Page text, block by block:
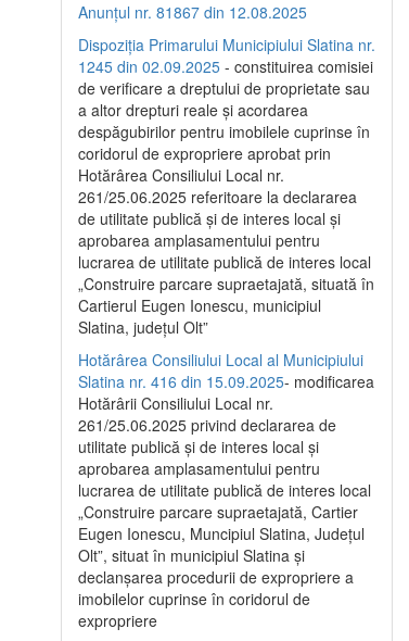
Anunțul nr. 81867 din 12.08.2025
Dispoziția Primarului Municipiului Slatina nr.
1245 din 02.09.2025 - constituirea comisiei
de verificare a dreptului de proprietate sau
a altor drepturi reale și acordarea
despăgubirilor pentru imobilele cuprinse în
coridorul de expropriere aprobat prin
Hotărârea Consiliului Local nr.
261/25.06.2025 referitoare la declararea
de utilitate publică și de interes local și
aprobarea amplasamentului pentru
lucrarea de utilitate publică de interes local
„Construire parcare supraetajată, situată în
Cartierul Eugen Ionescu, municipiul
Slatina, județul Olt”
Hotărârea Consiliului Local al Municipiului
Slatina nr. 416 din 15.09.2025- modificarea
Hotărârii Consiliului Local nr.
261/25.06.2025 privind declararea de
utilitate publică și de interes local și
aprobarea amplasamentului pentru
lucrarea de utilitate publică de interes local
„Construire parcare supraetajată, Cartier
Eugen Ionescu, Muncipiul Slatina, Județul
Olt”, situat în municipiul Slatina și
declanșarea procedurii de expropriere a
imobilelor cuprinse în coridorul de
expropriere